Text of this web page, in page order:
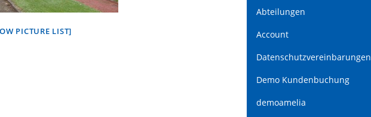
PICTURE LIST]
Abteilungen
Account
Datenschutzvereinbarungen
Demo Kundenbuchung
demoamelia